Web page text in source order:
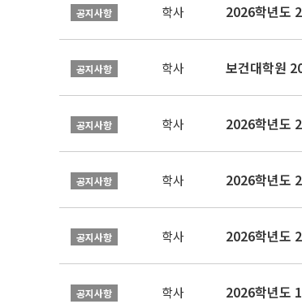
공지사항 학사 2026학년도
공지사항 학사 보건대학원
공지사항 학사 2026학년도
공지사항 학사
공지사항 학사
공지사항 학사 2026학년도